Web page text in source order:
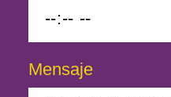
Mensaje